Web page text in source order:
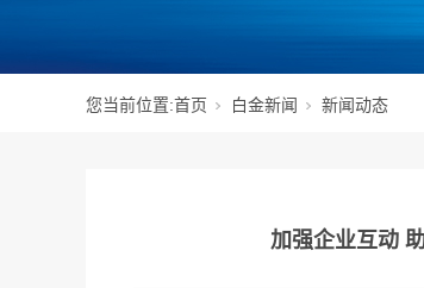
您当前位置:首页 白金新闻 新闻动态
加强企业互动